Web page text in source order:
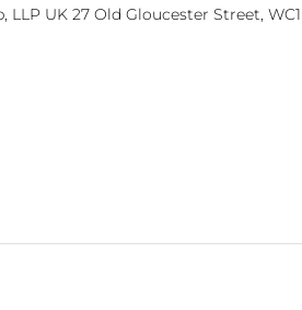
UK 27 Old Gloucester Street,